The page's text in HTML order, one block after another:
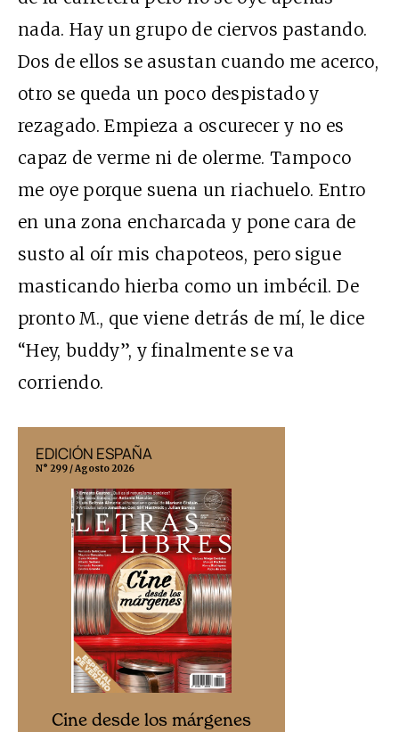
nada. Hay un grupo de ciervos pastando.
Dos de ellos se asustan cuando me acerco,
otro se queda un poco despistado y
rezagado. Empieza a oscurecer y no es
capaz de verme ni de olerme. Tampoco
me oye porque suena un riachuelo. Entro
en una zona encharcada y pone cara de
susto al oír mis chapoteos, pero sigue
masticando hierba como un imbécil. De
pronto M., que viene detrás de mí, le dice
“Hey, buddy”, y finalmente se va
corriendo.
EDICIÓN ESPAÑA
N° 299 / Agosto 2026
Cine desde los márgenes